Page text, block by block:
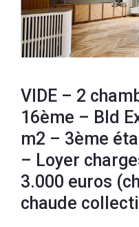
VIDE – 2
16ème – Bld
m2 – 3ème
– Loyer
3.000 euros
chaude